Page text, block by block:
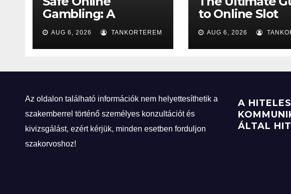
Gambling: A
Comprehensive
Overview to
Responsible
AUG 6, 2026 TANKORTEREM
to Online Slot
Reviews
AUG 6, 2026
Az oldalon található információk nem helyettesíthetik a
szakemberrel történő személyes konzultációt és
kivizsgálást, ezért kérjük, minden esetben forduljon
szakorvoshoz!
A
ÁLTAL